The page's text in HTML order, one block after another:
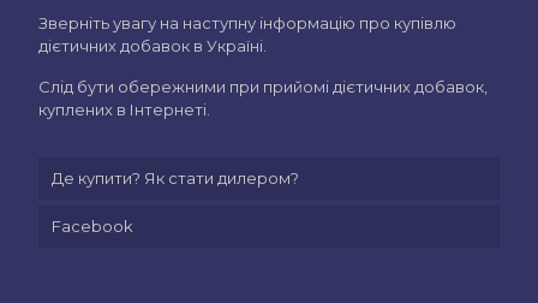
Зверніть увагу на наступну інформацію про купівлю
дієтичних добавок в Україні.
Слід бути обережними при прийомі дієтичних добавок,
куплених в Інтернеті.
Де купити? Як стати дилером?
Facebook